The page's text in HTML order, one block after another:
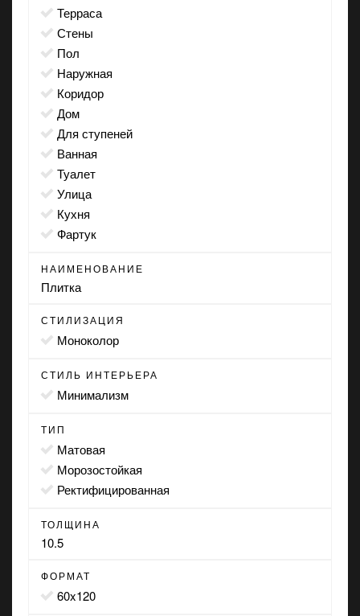
терраса
стены
пол
наружная
коридор
дом
для ступеней
ванная
туалет
улица
кухня
фартук
НАИМЕНОВАНИЕ
Плитка
СТИЛИЗАЦИЯ
моноколор
СТИЛЬ ИНТЕРЬЕРА
минимализм
ТИП
матовая
морозостойкая
ректифицированная
ТОЛЩИНА
10.5
ФОРМАТ
60x120